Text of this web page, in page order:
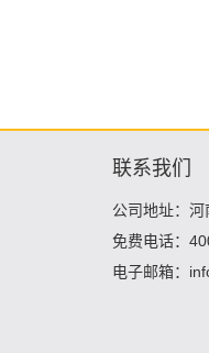
联系我们
公司地址：
免费电话：
电子邮箱：